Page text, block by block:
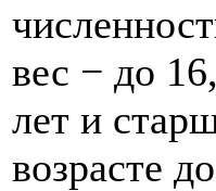
вес − до
лет и
возрасте